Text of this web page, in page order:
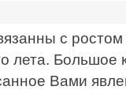
с
лета. Большое
Вами